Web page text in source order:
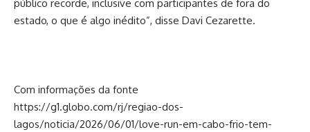
público recorde, inclusive com participantes de fora do
estado, o que é algo inédito”, disse Davi Cezarette.
Com informações da fonte
https://g1.globo.com/rj/regiao-dos-
lagos/noticia/2026/06/01/love-run-em-cabo-frio-tem-